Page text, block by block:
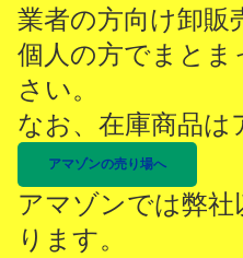
業者の方向け卸販
個人の方でまと
さい。
なお、在庫商品
アマゾンの売り場へ
アマゾンでは弊
ります。